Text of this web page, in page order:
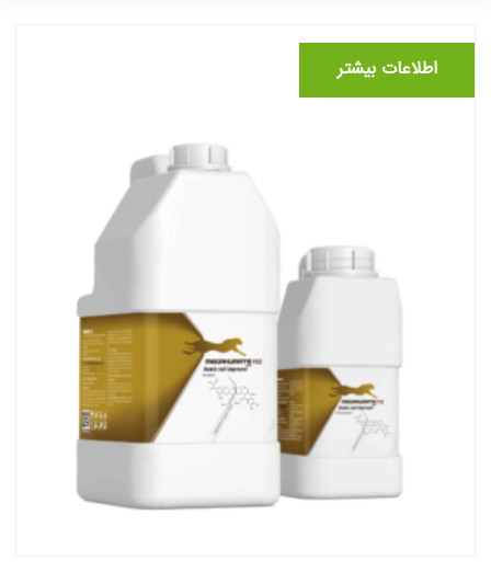
اطلاعات بیشتر